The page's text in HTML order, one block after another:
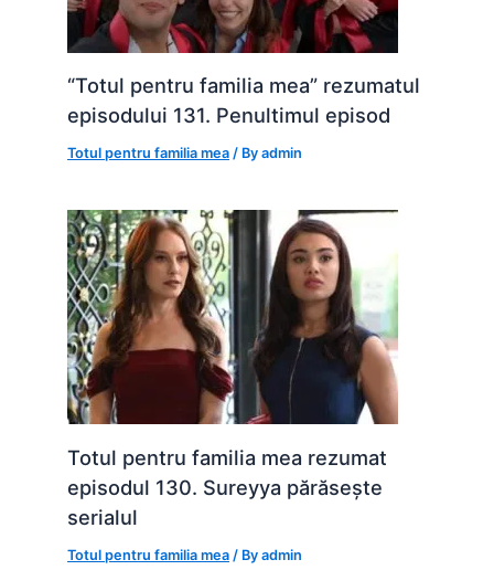
“Totul pentru familia mea” rezumatul
episodului 131. Penultimul episod
Totul pentru familia mea / Byadmin
Totul pentru familia mea rezumat
episodul 130. Sureyya părăsește
serialul
Totul pentru familia mea / Byadmin